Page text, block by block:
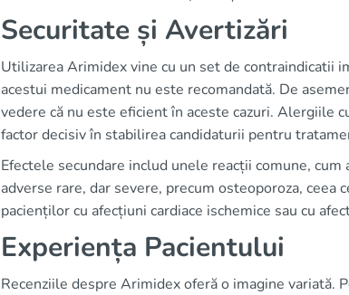
Securitate și Avertizări
Utilizarea Arimidex vine cu un set de contraindicatii
acestui medicament nu este recomandată. De
vedere că nu este eficient în aceste cazuri. Alergiile
factor decisiv în stabilirea candidaturii pentru
Efectele secundare includ unele reacții comune,
adverse rare, dar severe, precum osteoporoza,
pacienților cu afecțiuni cardiace ischemice sau cu
Experiența Pacientului
Recenziile despre Arimidex oferă o imagine variată.